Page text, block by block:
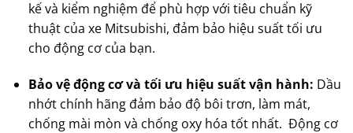
kế và kiểm nghiệm để phù hợp với tiêu chuẩn kỹ
thuật của xe Mitsubishi, đảm bảo hiệu suất tối ưu
cho động cơ của bạn.
Bảo vệ động cơ và tối ưu hiệu suất vận hành: Dầu
nhớt chính hãng đảm bảo độ bôi trơn, làm mát,
chống mài mòn và chống oxy hóa tốt nhất. Động cơ